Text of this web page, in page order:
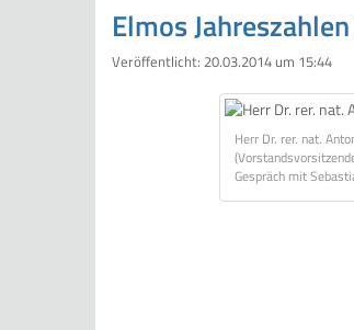
Elmos
Veröffentlicht: 20.03.2014 um 15:44
Herr Dr. rer. nat.
Gespräch mit